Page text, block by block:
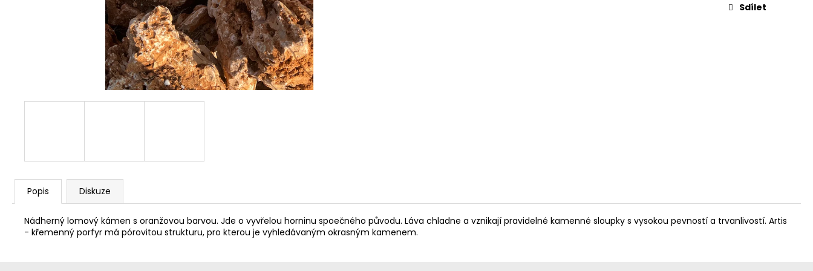
Sdílet
Popis Diskuze
Nádherný lomový kámen s oranžovou barvou. Jde o vyvřelou horninu spoečného původu. Láva chladne a vznikají pravidelné kamenné sloupky s vysokou pevností a trvanlivostí. Artis
- křemenný porfyr má pórovitou strukturu, pro kterou je vyhledávaným okrasným kamenem.